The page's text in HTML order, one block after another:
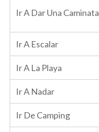
Ir A Dar Una Caminata
Ir A Escalar
Ir A La Playa
Ir A Nadar
Ir De Camping